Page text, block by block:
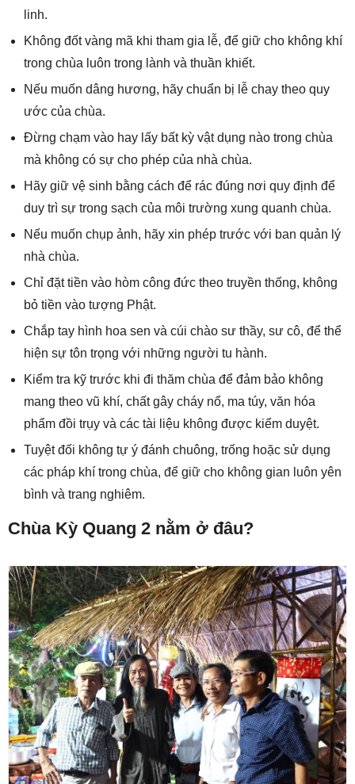
linh.
Không đốt vàng mã khi tham gia lễ, để giữ cho không khí
trong chùa luôn trong lành và thuần khiết.
Nếu muốn dâng hương, hãy chuẩn bị lễ chay theo quy
ước của chùa.
Đừng chạm vào hay lấy bất kỳ vật dụng nào trong chùa
mà không có sự cho phép của nhà chùa.
Hãy giữ vệ sinh bằng cách để rác đúng nơi quy định để
duy trì sự trong sạch của môi trường xung quanh chùa.
Nếu muốn chụp ảnh, hãy xin phép trước với ban quản lý
nhà chùa.
Chỉ đặt tiền vào hòm công đức theo truyền thống, không
bỏ tiền vào tượng Phật.
Chắp tay hình hoa sen và cúi chào sư thầy, sư cô, để thể
hiện sự tôn trọng với những người tu hành.
Kiểm tra kỹ trước khi đi thăm chùa để đảm bảo không
mang theo vũ khí, chất gây cháy nổ, ma túy, văn hóa
phẩm đồi trụy và các tài liệu không được kiểm duyệt.
Tuyệt đối không tự ý đánh chuông, trống hoặc sử dụng
các pháp khí trong chùa, để giữ cho không gian luôn yên
bình và trang nghiêm.
Chùa Kỳ Quang 2 nằm ở đâu?